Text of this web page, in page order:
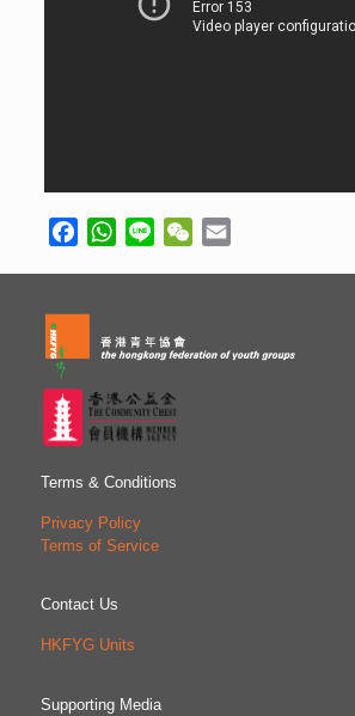
FacebookWhatsApp
Line WeChat
Terms & Conditions
Privacy Policy
Terms of Service
Contact Us
HKFYG Units
Supporting Media